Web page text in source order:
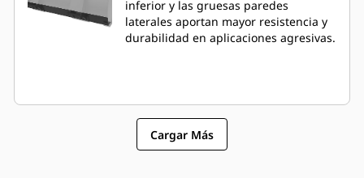
inferior y las gruesas paredes
laterales aportan mayor resistencia y
durabilidad en aplicaciones agresivas.
Cargar Más